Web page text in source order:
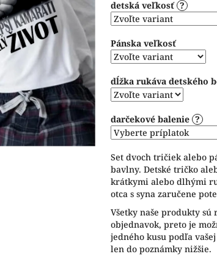
5
hviezdičiek.
detská veľkosť ?
Pánska veľkosť
dĺžka rukáva detského
darčekové balenie ?
Set dvoch tričiek alebo
bavlny. Detské tričko
krátkymi alebo dlhými
otca s syna zaručene
Všetky naše produkty
objednavok, preto je
jedného kusu podľa
len do poznámky nižšie.